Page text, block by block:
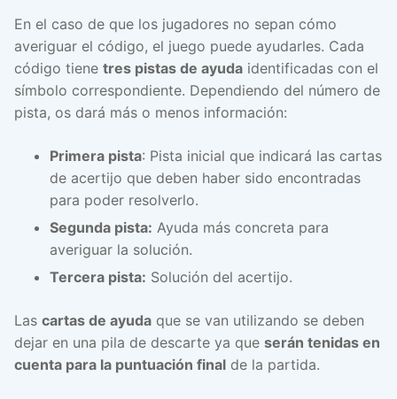
En el caso de que los jugadores no sepan cómo
averiguar el código, el juego puede ayudarles. Cada
código tiene tres pistas de ayuda identificadas con el
símbolo correspondiente. Dependiendo del número de
pista, os dará más o menos información:
Primera pista: Pista inicial que indicará las cartas
de acertijo que deben haber sido encontradas
para poder resolverlo.
Segunda pista: Ayuda más concreta para
averiguar la solución.
Tercera pista: Solución del acertijo.
Las cartas de ayuda que se van utilizando se deben
dejar en una pila de descarte ya que serán tenidas en
cuenta para la puntuación final de la partida.